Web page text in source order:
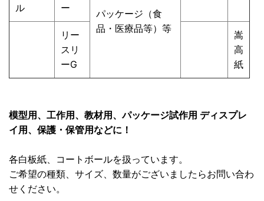
ル
ー
パッケージ（食
品・医療品等）等
リー
スリ
ーG
嵩
高
紙
模型用、工作用、教材用、パッケージ試作用 ディスプレ
イ用、保護・保管用などに！
各白板紙、コートボールを扱っています。
ご希望の種類、サイズ、数量がございましたらお問い合わ
せください。